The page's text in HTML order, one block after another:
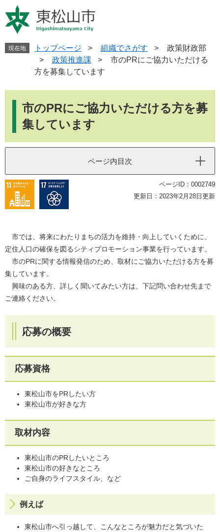
ー
ジ
ニ
ュ
現在地 トップページ > 組織でさがす >
政策財政部
>
政策推進課 >
市のPRにご協力いただける
方を募集しています
市のPRにご協力いただける方を募
集しています
ページ内目次
ページID：0002749
更新日：2023年2月28日更新
市では、将来にわたりまちの活力を維持・向上していくために、
定住人口の確保を図るシティプロモーション事業を行っています。
市のPRに関する情報発信のため、取材にご協力いただける方を募
集しています。
興味のある方、詳しく聞いてみたい方は、下記問い合わせ先まで
ご連絡ください。
応募の概要
応募資格
東松山市をPRしたい方
東松山市が好きな方
取材内容
東松山市のPRしたいところ
東松山市の好きなところ
ご自身のライフスタイル、など
例えば
東松山市へ引っ越して、こんなところが魅力だと気づいた